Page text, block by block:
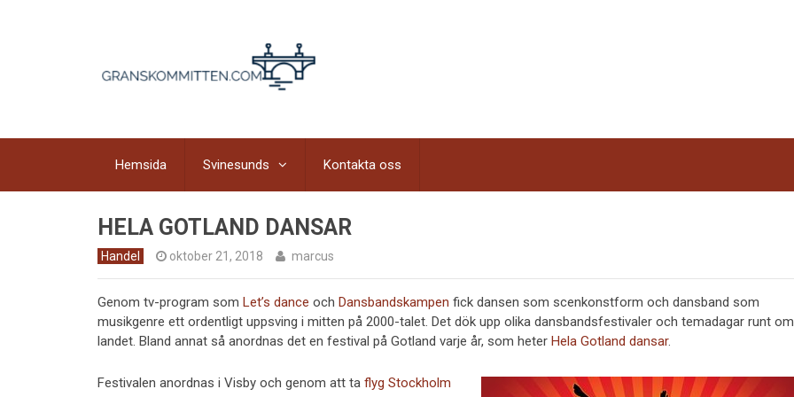
Hemsida Svinesunds Kontakta oss
HELA GOTLAND DANSAR
Handel oktober 21, 2018 marcus
Genom tv-program som Let’s dance och Dansbandskampen fick dansen som scenkonstform och dansband som
musikgenre ett ordentligt uppsving i mitten på 2000-talet. Det dök upp olika dansbandsfestivaler och temadagar runt
landet. Bland annat så anordnas det en festival på Gotland varje år, som heter Hela Gotland dansar.
Festivalen anordnas i Visby och genom att ta flyg Stockholm